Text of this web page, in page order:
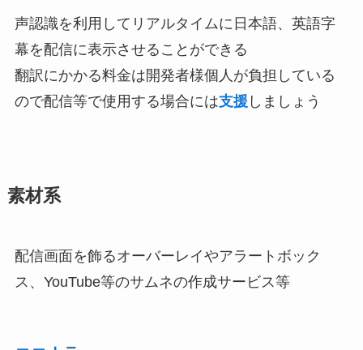
声認識を利用してリアルタイムに日本語、英語字
幕を配信に表示させることができる
翻訳にかかる料金は開発者様個人が負担している
ので配信等で使用する場合には支援 しましょう
素材系
配信画面を飾るオーバーレイやアラートボック
ス、YouTube等のサムネの作成サービス等